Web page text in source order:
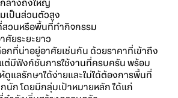
ลางถึงใหญ่
เป็นส่วนตัวสูง
วนหรือพื้นที่ทำกิจกรรม
ศัยระยะยาว
อกที่น่าอยู่อาศัยเช่นกัน ด้วยราคาที่เข้าถึง
ต่มีฟังก์ชันการใช้งานที่ครบครัน พร้อม
ดูแลรักษาได้ง่ายและไม่ได้ต้องการพื้นที่
ก โดยมีกลุ่มเป้าหมายหลัก ได้แก่